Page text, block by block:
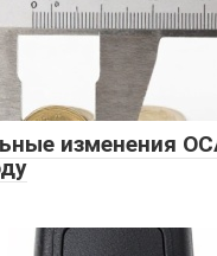
изменения